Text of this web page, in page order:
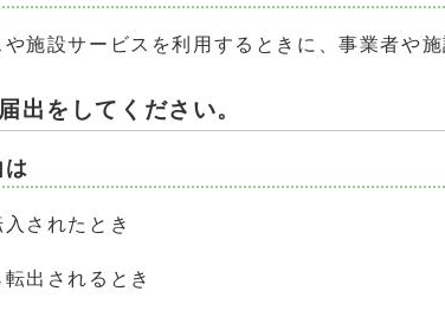
施設サービスを利用するときに、事業者や施
出をしてください。
は
入されたとき
転出されるとき